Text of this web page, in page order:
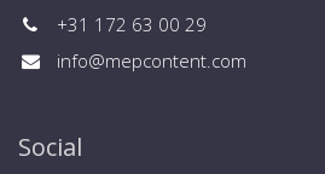
+31 172 63 00 29
info@mepcontent.com
Social